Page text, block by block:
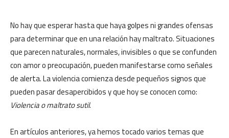
No hay que esperar hasta que haya golpes ni grandes ofensas
para determinar que en una relación hay maltrato. Situaciones
que parecen naturales, normales, invisibles o que se confunden
con amor o preocupación, pueden manifestarse como señales
de alerta. La violencia comienza desde pequeños signos que
pueden pasar desapercibidos y que hoy se conocen como:
Violencia o maltrato sutil.
En artículos anteriores, ya hemos tocado varios temas que